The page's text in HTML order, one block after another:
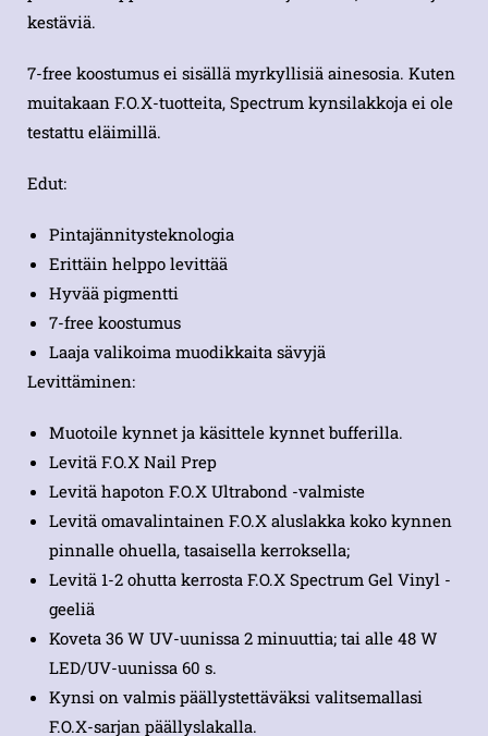
kestäviä.
7-free koostumus ei sisällä myrkyllisiä ainesosia. Kuten
muitakaan F.O.X-tuotteita, Spectrum kynsilakkoja ei ole
testattu eläimillä.
Edut:
Pintajännitysteknologia
Erittäin helppo levittää
Hyvää pigmentti
7-free koostumus
Laaja valikoima muodikkaita sävyjä
Levittäminen:
Muotoile kynnet ja käsittele kynnet bufferilla.
Levitä F.O.X Nail Prep
Levitä hapoton F.O.X Ultrabond -valmiste
Levitä omavalintainen F.O.X aluslakka koko kynnen
pinnalle ohuella, tasaisella kerroksella;
Levitä 1-2 ohutta kerrosta F.O.X Spectrum Gel Vinyl -
geeliä
Koveta 36 W UV-uunissa 2 minuuttia; tai alle 48 W
LED/UV-uunissa 60 s.
Kynsi on valmis päällystettäväksi valitsemallasi
F.O.X-sarjan päällyslakalla.